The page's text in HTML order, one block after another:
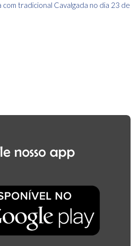
tradicional Cavalgada no dia 23 de